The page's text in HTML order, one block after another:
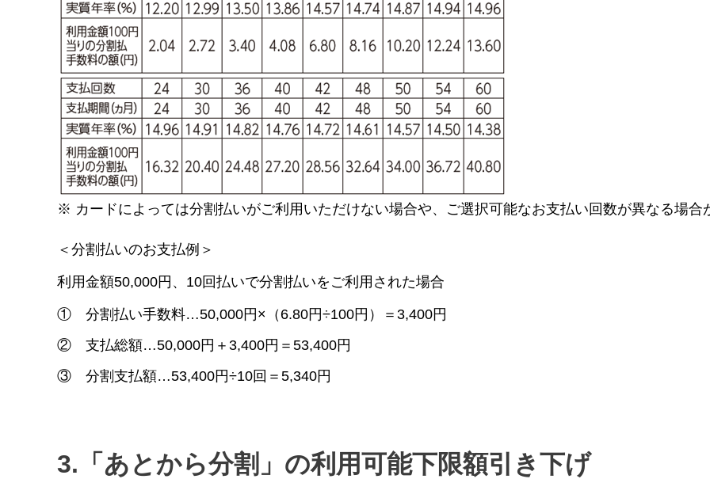
※ カードによっては分割払いがご利用いただけない場合や、ご選択可能なお支払い回数が異なる場合
＜分割払いのお支払例＞
利用金額50,000円、10回払いで分割払いをご利用された場合
①
分割払い手数料…50,000円×（6.80円÷100円）＝3,400円
②
支払総額…50,000円＋3,400円＝53,400円
③
分割支払額…53,400円÷10回＝5,340円
3.「あとから分割」の利用可能下限額引き下げ